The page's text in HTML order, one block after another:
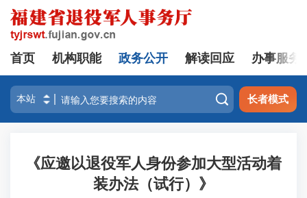
首页 机构职能 政务公开 解读回应 办事服务
 长者模式
《应邀以退役军人身份参加大型活动着
装办法（试行）》